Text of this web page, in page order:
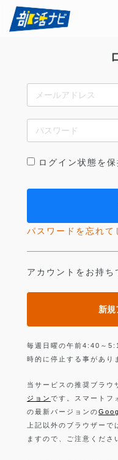
ログイン状態を保
パスワードを忘れて
アカウントをお持ち
新規
毎週日曜の午前4:40～
時的に停止する事があり
当サービスの推奨ブラウ
ジョン です。スマート
の最新バージョンの
上記以外のブラウザー
ますので、ご注意くださ